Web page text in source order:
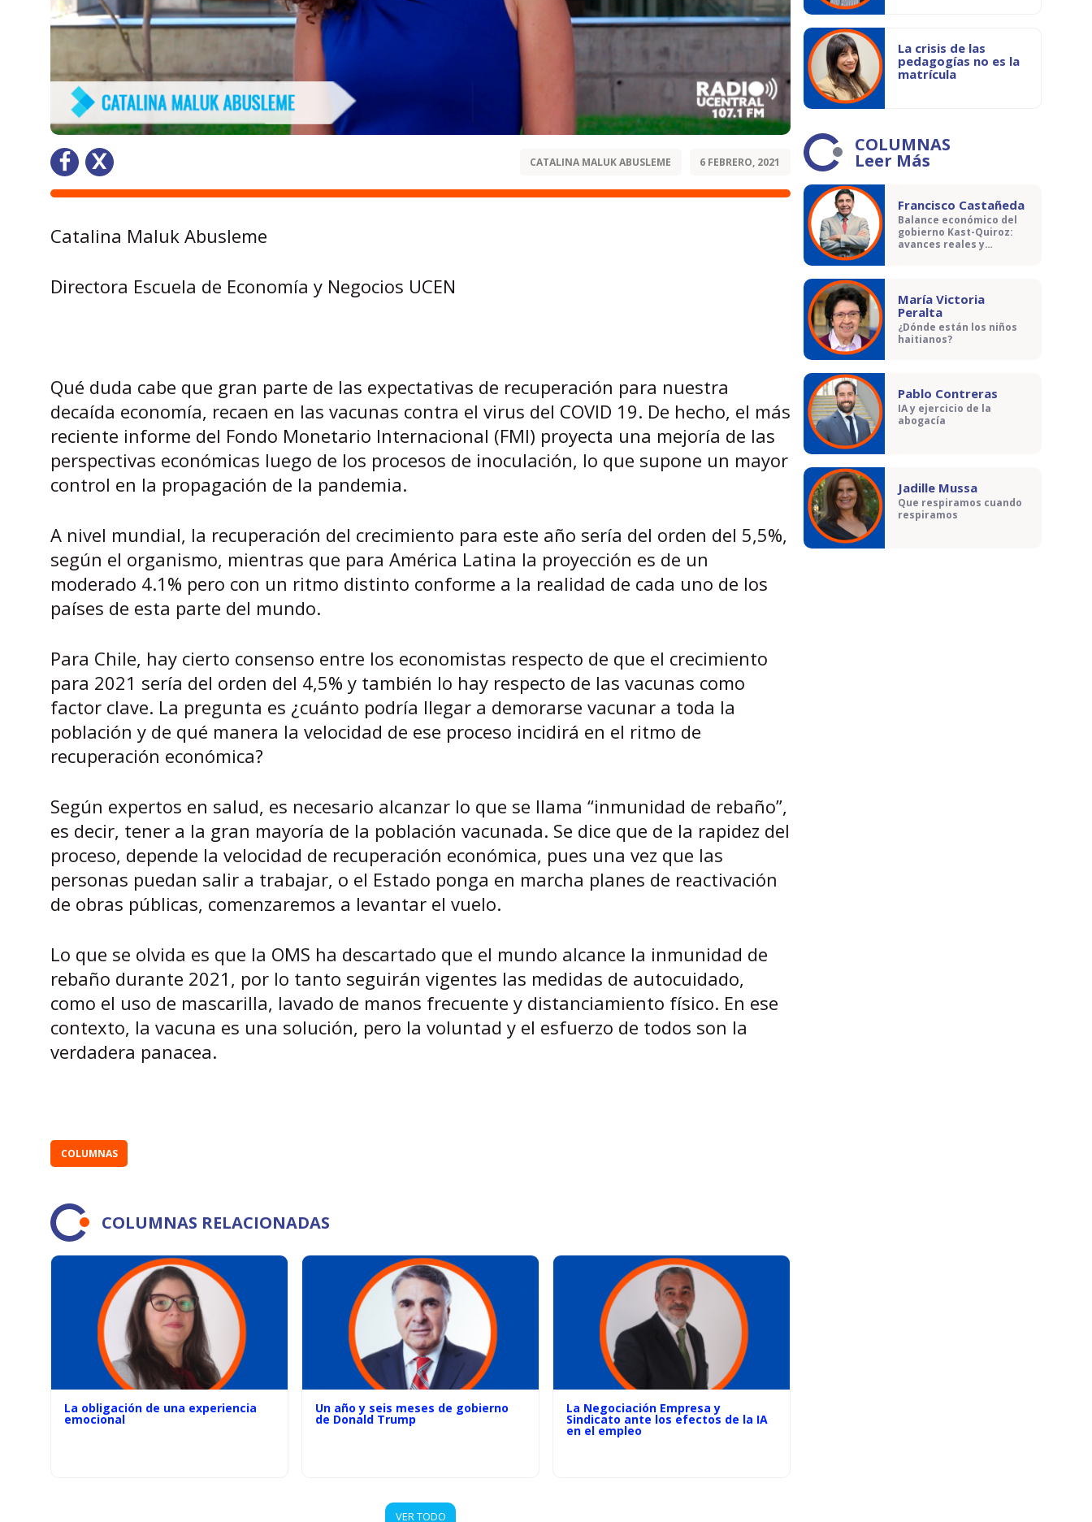
CATALINA MALUK ABUSLEME 6 FEBRERO, 2021
Catalina Maluk Abusleme
Directora Escuela de Economía y Negocios UCEN
Qué duda cabe que gran parte de las expectativas de recuperación para nuestra
decaída economía, recaen en las vacunas contra el virus del COVID 19. De hecho, el más
reciente informe del Fondo Monetario Internacional (FMI) proyecta una mejoría de las
perspectivas económicas luego de los procesos de inoculación, lo que supone un mayor
control en la propagación de la pandemia.
A nivel mundial, la recuperación del crecimiento para este año sería del orden del 5,5%,
según el organismo, mientras que para América Latina la proyección es de un
moderado 4.1% pero con un ritmo distinto conforme a la realidad de cada uno de los
países de esta parte del mundo.
Para Chile, hay cierto consenso entre los economistas respecto de que el crecimiento
para 2021 sería del orden del 4,5% y también lo hay respecto de las vacunas como
factor clave. La pregunta es ¿cuánto podría llegar a demorarse vacunar a toda la
población y de qué manera la velocidad de ese proceso incidirá en el ritmo de
recuperación económica?
Según expertos en salud, es necesario alcanzar lo que se llama “inmunidad de rebaño”,
es decir, tener a la gran mayoría de la población vacunada. Se dice que de la rapidez del
proceso, depende la velocidad de recuperación económica, pues una vez que las
personas puedan salir a trabajar, o el Estado ponga en marcha planes de reactivación
de obras públicas, comenzaremos a levantar el vuelo.
Lo que se olvida es que la OMS ha descartado que el mundo alcance la inmunidad de
rebaño durante 2021, por lo tanto seguirán vigentes las medidas de autocuidado,
como el uso de mascarilla, lavado de manos frecuente y distanciamiento físico. En ese
contexto, la vacuna es una solución, pero la voluntad y el esfuerzo de todos son la
verdadera panacea.
COLUMNAS
COLUMNAS RELACIONADAS
La obligación de una experiencia
emocional
Un año y seis meses de gobierno
de Donald Trump
La Negociación Empresa y
Sindicato ante los efectos de la IA
en el empleo
VER TODO
La crisis de las
pedagogías no es la
matrícula
COLUMNAS
Leer Más
Francisco Castañeda
Balance económico del
gobierno Kast-Quiroz:
avances reales y
María Victoria
Peralta
¿Dónde están los niños
haitianos?
Pablo Contreras
IA y ejercicio de la
abogacía
Jadille Mussa
Que respiramos cuando
respiramos